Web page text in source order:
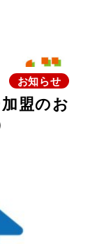
盟のお
お知らせ